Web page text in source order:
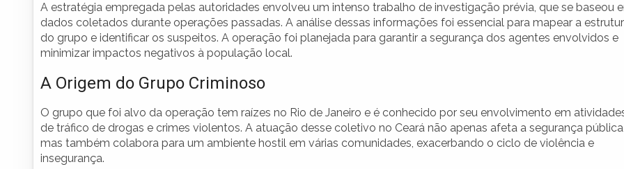
A estratégia empregada pelas autoridades envolveu um intenso trabalho de investigação prévia, que se baseou
dados coletados durante operações passadas. A análise dessas informações foi essencial para mapear a
do grupo e identificar os suspeitos. A operação foi planejada para garantir a segurança dos agentes envolvidos e
minimizar impactos negativos à população local.
A Origem do Grupo Criminoso
O grupo que foi alvo da operação tem raízes no Rio de Janeiro e é conhecido por seu envolvimento em
de tráfico de drogas e crimes violentos. A atuação desse coletivo no Ceará não apenas afeta a segurança
mas também colabora para um ambiente hostil em várias comunidades, exacerbando o ciclo de violência e
insegurança.